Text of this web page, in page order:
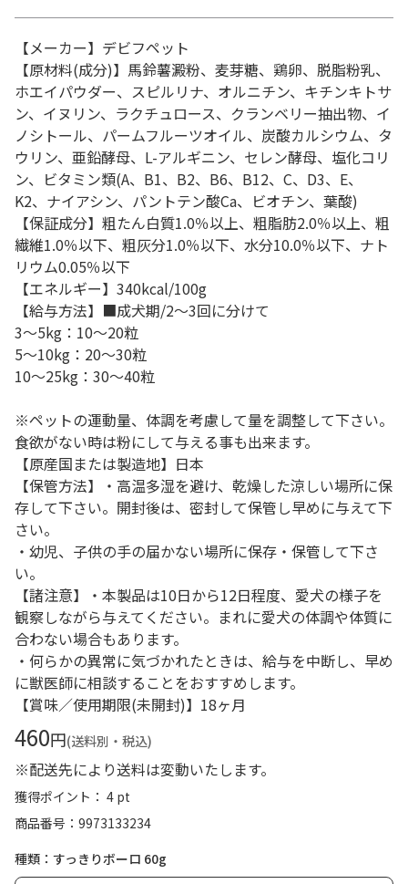
【メーカー】デビフペット
【原材料(成分)】馬鈴薯澱粉、麦芽糖、鶏卵、脱脂粉乳、
ホエイパウダー、スピルリナ、オルニチン、キチンキトサ
ン、イヌリン、ラクチュロース、クランベリー抽出物、イ
ノシトール、パームフルーツオイル、炭酸カルシウム、タ
ウリン、亜鉛酵母、L-アルギニン、セレン酵母、塩化コリ
ン、ビタミン類(A、B1、B2、B6、B12、C、D3、E、
K2、ナイアシン、パントテン酸Ca、ビオチン、葉酸)
【保証成分】粗たん白質1.0％以上、粗脂肪2.0％以上、粗
繊維1.0％以下、粗灰分1.0％以下、水分10.0％以下、ナト
リウム0.05％以下
【エネルギー】340kcal/100g
【給与方法】■成犬期/2～3回に分けて
3～5kg：10～20粒
5～10kg：20～30粒
10～25kg：30～40粒
※ペットの運動量、体調を考慮して量を調整して下さい。
食欲がない時は粉にして与える事も出来ます。
【原産国または製造地】日本
【保管方法】・高温多湿を避け、乾燥した涼しい場所に保
存して下さい。開封後は、密封して保管し早めに与えて下
さい。
・幼児、子供の手の届かない場所に保存・保管して下さ
い。
【諸注意】・本製品は10日から12日程度、愛犬の様子を
観察しながら与えてください。まれに愛犬の体調や体質に
合わない場合もあります。
・何らかの異常に気づかれたときは、給与を中断し、早め
に獣医師に相談することをおすすめします。
【賞味／使用期限(未開封)】18ヶ月
460円(送料別・税込)
※配送先により送料は変動いたします。
獲得ポイント： 4 pt
商品番号
9973133234
種類：すっきりボーロ 60g